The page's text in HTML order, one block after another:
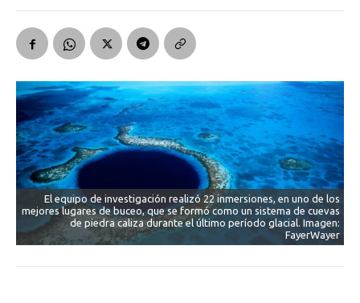
El equipo de investigación realizó 22 inmersiones, en uno de los
mejores lugares de buceo, que se formó como un sistema de cuevas
de piedra caliza durante el último período glacial. Imagen:
FayerWayer